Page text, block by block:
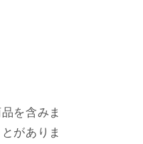
を含みま
がありま